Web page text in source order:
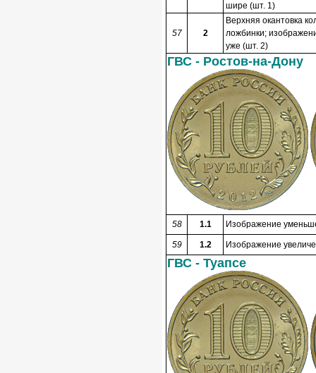
шире (шт. 1)
57 2
Верхняя окантовка
ложбинки;
уже (шт. 2)
ГВС - Ростов-на-Дону
58 1.1 Изображение
59 1.2 Изображение
ГВС - Туапсе